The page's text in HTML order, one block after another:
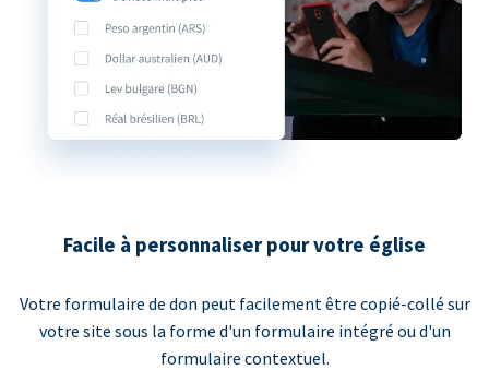
Facile à personnaliser pour votre église
Votre formulaire de don peut facilement être copié-collé sur
votre site sous la forme d'un formulaire intégré ou d'un
formulaire contextuel.